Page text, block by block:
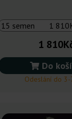
1
Do
Odeslání do 3-